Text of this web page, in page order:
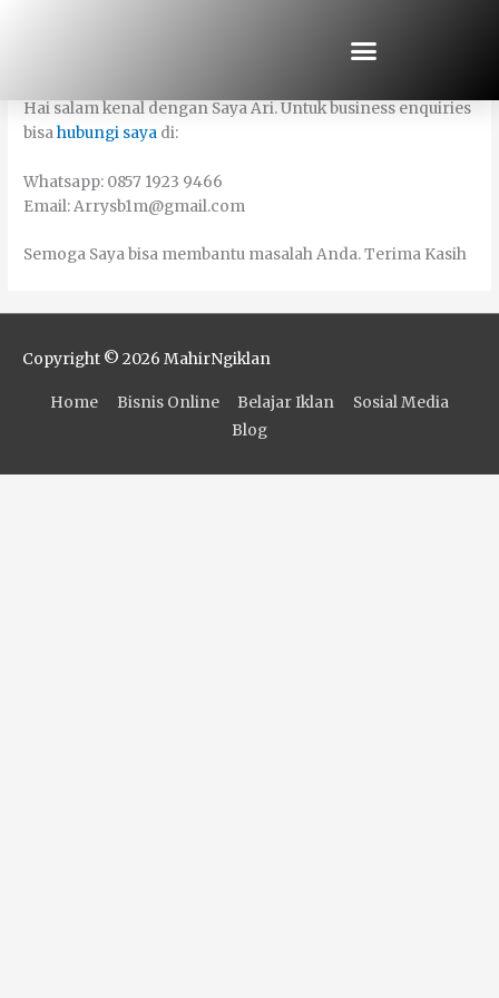
Hai salam kenal dengan Saya Ari. Untuk business enquiries
bisahubungi saya di:
Whatsapp: 0857 1923 9466
Email: Arrysb1m@gmail.com
Semoga Saya bisa membantu masalah Anda. Terima Kasih
Copyright © 2026 MahirNgiklan
Home Bisnis Online Belajar Iklan
Sosial Media
Blog